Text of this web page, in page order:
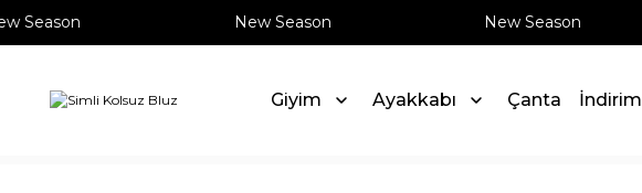
Season New Season New Season
Giyim Ayakkabı Çanta İndirim